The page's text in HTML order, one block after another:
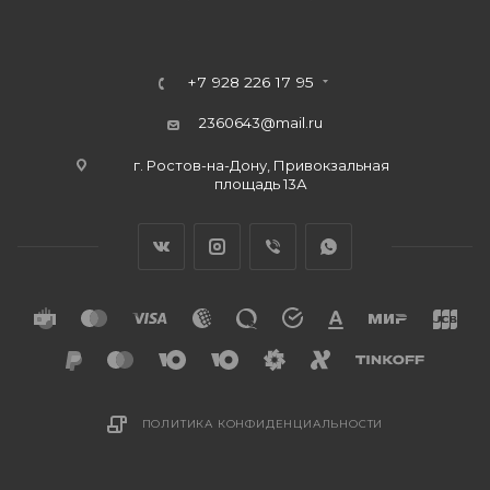
+7 928 226 17 95
2360643@mail.ru
г. Ростов-на-Дону, Привокзальная
площадь 13А
ПОЛИТИКА КОНФИДЕНЦИАЛЬНОСТИ